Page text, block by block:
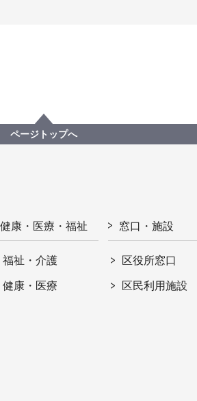
ページトップへ
健康・医療・福祉
福祉・介護
健康・医療
窓口・施設
区役所窓口
区民利用施設